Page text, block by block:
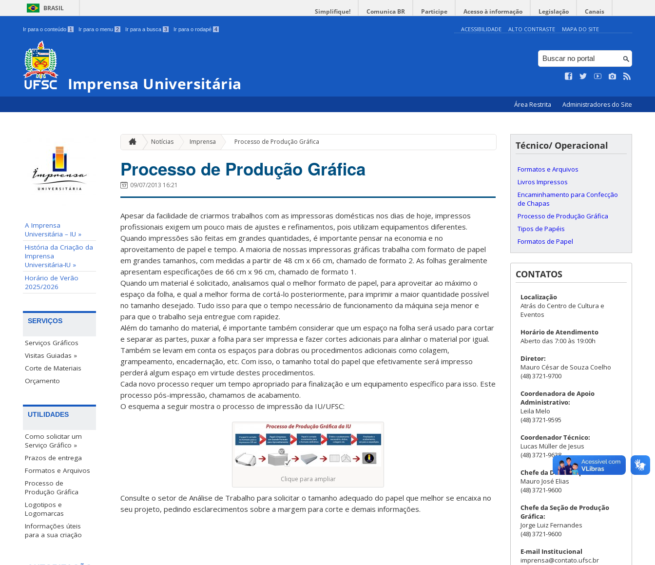
BRASIL Simplifique! Comunica BR Participe Acesso à informação Legislação Canais
Ir para o conteúdo 1 Ir para o menu 2 Ir para a busca 3 Ir para o rodapé 4 ACESSIBILIDADE ALTO CONTRASTE MAPA DO SITE
Imprensa Universitária
Área Restrita Administradores do Site
A Imprensa
Universitária – IU »
História da Criação da
Imprensa
Universitária-IU »
Horário de Verão
2025/2026
SERVIÇOS
Serviços Gráficos
Visitas Guiadas »
Corte de Materiais
Orçamento
UTILIDADES
Como solicitar um
Serviço Gráfico »
Prazos de entrega
Formatos e Arquivos
Processo de
Produção Gráfica
Logotipos e
Logomarcas
Informações úteis
para a sua criação
Notícias Imprensa » Processo de Produção Gráfica
Processo de Produção Gráfica
09/07/2013 16:21
Apesar da facilidade de criarmos trabalhos com as impressoras domésticas nos dias de hoje, impressos
profissionais exigem um pouco mais de ajustes e refinamentos, pois utilizam equipamentos diferentes.
Quando impressões são feitas em grandes quantidades, é importante pensar na economia e no
aproveitamento de papel e tempo. A maioria de nossas impressoras gráficas trabalha com formato de papel
em grandes tamanhos, com medidas a partir de 48 cm x 66 cm, chamado de formato 2. As folhas geralmente
apresentam especificações de 66 cm x 96 cm, chamado de formato 1.
Quando um material é solicitado, analisamos qual o melhor formato de papel, para aproveitar ao máximo o
espaço da folha, e qual a melhor forma de cortá-lo posteriormente, para imprimir a maior quantidade possível
no tamanho desejado. Tudo isso para que o tempo necessário de funcionamento da máquina seja menor e
para que o trabalho seja entregue com rapidez.
Além do tamanho do material, é importante também considerar que um espaço na folha será usado para cortar
e separar as partes, puxar a folha para ser impressa e fazer cortes adicionais para alinhar o material por igual.
Também se levam em conta os espaços para dobras ou procedimentos adicionais como colagem,
grampeamento, encadernação, etc. Com isso, o tamanho total do papel que efetivamente será impresso
perderá algum espaço em virtude destes procedimentos.
Cada novo processo requer um tempo apropriado para finalização e um equipamento específico para isso. Este
processo pós-impressão, chamamos de acabamento.
O esquema a seguir mostra o processo de impressão da IU/UFSC:
Clique para ampliar
Consulte o setor de Análise de Trabalho para solicitar o tamanho adequado do papel que melhor se encaixa no
seu projeto, pedindo esclarecimentos sobre a margem para corte e demais informações.
Técnico/ Operacional
Formatos e Arquivos
Livros Impressos
Encaminhamento para Confecção
de Chapas
Processo de Produção Gráfica
Tipos de Papéis
Formatos de Papel
CONTATOS
Localização
Atrás do Centro de Cultura e
Eventos
Horário de Atendimento
Aberto das 7:00 às 19:00h
Diretor:
Mauro César de Souza Coelho
(48) 3721-9700
Coordenadora de Apoio
Administrativo:
Leila Melo
(48) 3721-9595
Coordenador Técnico:
Lucas Müller de Jesus
(48) 3721-9638
Chefe da Divisão Operacional:
Mauro José Elias
(48) 3721-9600
Chefe da Seção de Produção
Gráfica:
Jorge Luiz Fernandes
(48) 3721-9600
E-mail Institucional
imprensa@contato.ufsc.br